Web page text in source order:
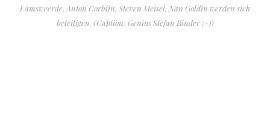
Lamsweerde, Anton Corbijn, Steven Meisel, Nan Goldin werden sich
beteiligen. (Caption: Genius Stefan Binder ;-))